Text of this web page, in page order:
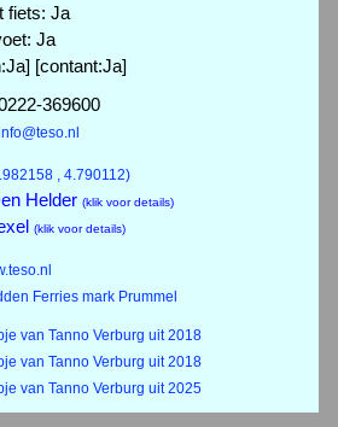
fiets: Ja
Ja
[contant:Ja]
369600
, 4.790112)
Helder (klik voor details)
(klik voor details)
Ferries mark Prummel
van Tanno Verburg uit 2018
van Tanno Verburg uit 2018
van Tanno Verburg uit 2025